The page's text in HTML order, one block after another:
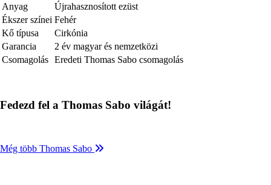
Anyag
Újrahasznosított ezüst
Ékszer színei Fehér
Kő típusa
Cirkónia
Garancia
2 év magyar és nemzetközi
Csomagolás Eredeti Thomas Sabo csomagolás
Fedezd fel a Thomas Sabo világát!
Még több Thomas Sabo